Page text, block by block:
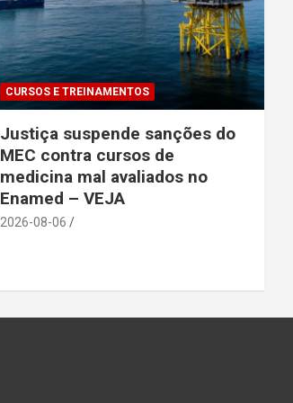
CURSOS E TREINAMENTOS
Justiça suspende sanções do
MEC contra cursos de
medicina mal avaliados no
Enamed – VEJA
2026-08-06